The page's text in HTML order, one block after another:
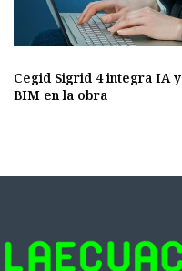
Cegid Sigrid 4 integra IA y
BIM en la obra